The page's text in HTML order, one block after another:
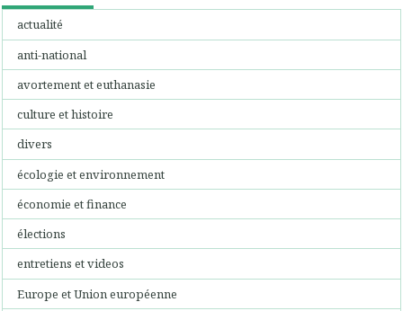
actualité
anti-national
avortement et euthanasie
culture et histoire
divers
écologie et environnement
économie et finance
élections
entretiens et videos
Europe et Union européenne